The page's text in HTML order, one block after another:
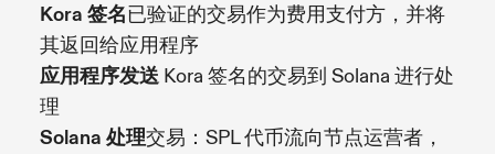
Kora 签名已验证的交易作为费用支付方，并将
其返回给应用程序
应用程序发送 Kora 签名的交易到 Solana 进行处
理
Solana 处理交易：SPL 代币流向节点运营者，